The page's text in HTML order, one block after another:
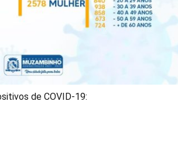
de COVID-19: